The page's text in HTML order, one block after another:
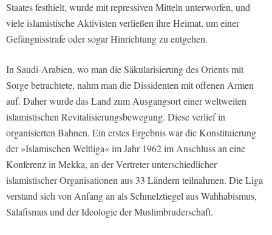
Staates festhielt, wurde mit repressiven Mitteln unterworfen, und
viele islamistische Aktivisten verließen ihre Heimat, um einer
Gefängnisstrafe oder sogar Hinrichtung zu entgehen.
In Saudi-Arabien, wo man die Säkularisierung des Orients mit
Sorge betrachtete, nahm man die Dissidenten mit offenen Armen
auf. Daher wurde das Land zum Ausgangsort einer weltweiten
islamistischen Revitalisierungsbewegung. Diese verlief in
organisierten Bahnen. Ein erstes Ergebnis war die Konstituierung
der »Islamischen Weltliga« im Jahr 1962 im Anschluss an eine
Konferenz in Mekka, an der Vertreter unterschiedlicher
islamistischer Organisationen aus 33 Ländern teilnahmen. Die Liga
verstand sich von Anfang an als Schmelztiegel aus Wahhabismus,
Salafismus und der Ideologie der Muslimbruderschaft.